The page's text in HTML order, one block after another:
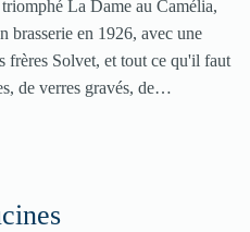
La Dame au Camélia,
brasserie en 1926, avec une
frères Solvet, et tout ce qu'il faut
de verres gravés, de…